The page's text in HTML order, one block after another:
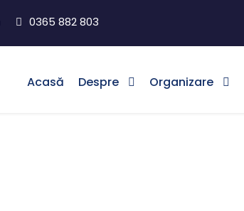
0365 882 803
Acasă Despre Organizare